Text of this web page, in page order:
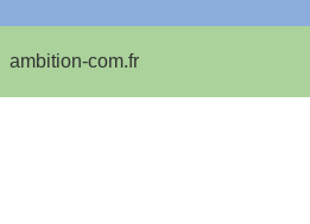
ambition-com.fr